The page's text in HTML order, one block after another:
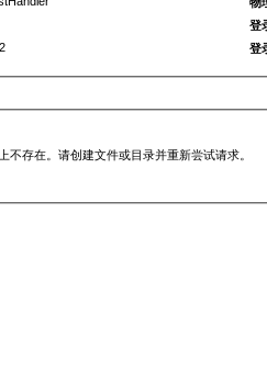
登
登
不存在。请创建文件或目录并重新尝试请求。